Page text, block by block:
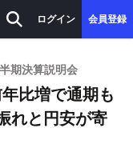
ログイン 会員登録
期決算説明会
比増で通期も
れと円安が寄